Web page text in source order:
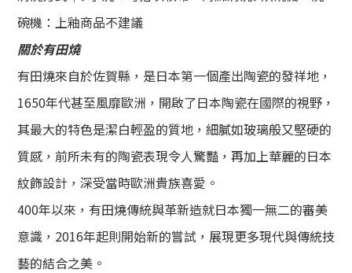
碗機：上釉商品不建議
關於有田燒
有田燒來自於佐賀縣，是日本第一個產出陶瓷的發祥地，
1650年代甚至風靡歐洲，開啟了日本陶瓷在國際的視野，
其最大的特色是潔白輕盈的質地，細膩如玻璃般又堅硬的
質感，前所未有的陶瓷表現令人驚豔，再加上華麗的日本
紋飾設計，深受當時歐洲貴族喜愛。
400年以來，有田燒傳統與革新造就日本獨一無二的審美
意識， 2016年起則開始新的嘗試，展現更多現代與傳統技
藝的結合之美 。